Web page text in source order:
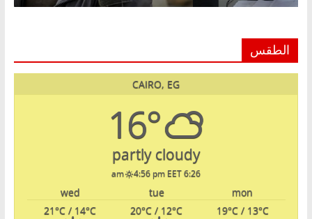
الطقس
CAIRO, EG
16°
partly cloudy
6:26 am
4:56 pm EET
mon
tue
wed
19°C/ 13°C
20°C / 12°C
21°C / 14°C